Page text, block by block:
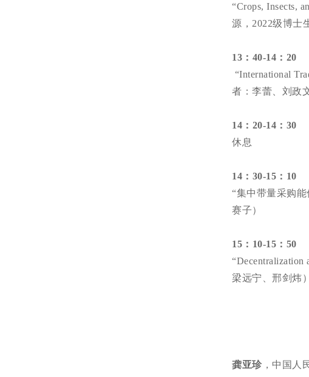
“Crops, Insects,
源，2022级博士
13：40-14：20
“International
者：李蕾、刘政
14：20-14：30
休息
14：30-15：10
“集中带量采购
赛子）
15：10-15：50
“Decentralization
梁远宁、邢剑炜）
龚亚珍，中国人